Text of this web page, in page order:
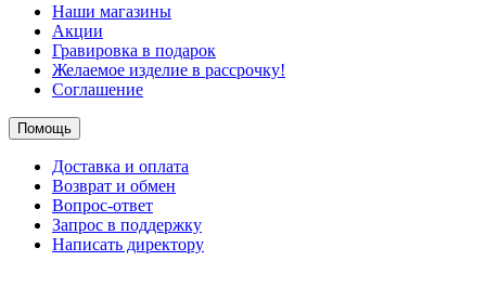
Наши магазины
Акции
Гравировка в подарок
Желаемое изделие в рассрочку!
Соглашение
Помощь
Доставка и оплата
Возврат и обмен
Вопрос-ответ
Запрос в поддержку
Написать директору